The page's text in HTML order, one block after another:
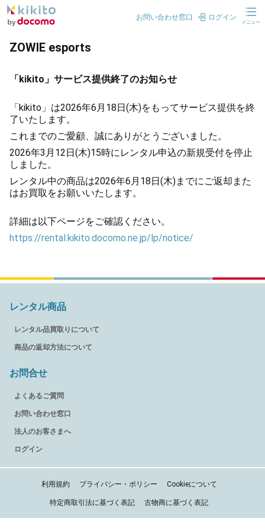
お問い合わせ窓口 ログイン
メニュー
ZOWIE esports
「kikito」サービス提供終了のお知らせ
「kikito」は2026年6月18日(木)をもってサービス提供を終
了いたします。
これまでのご愛顧、誠にありがとうございました。
2026年3月12日(木)15時にレンタル申込の新規受付を停止
しました。
レンタル中の商品は2026年6月18日(木)までにご返却また
はお買取をお願いいたします。
詳細は以下ページをご確認ください。
https://rental.kikito.docomo.ne.jp/lp/notice/
レンタル商品
レンタル品買取りについて
商品の返却方法について
お問合せ
よくあるご質問
お問い合わせ窓口
法人のお客さまへ
ログイン
利用規約 プライバシー・ポリシー Cookieについて
特定商取引法に基づく表記 古物商に基づく表記